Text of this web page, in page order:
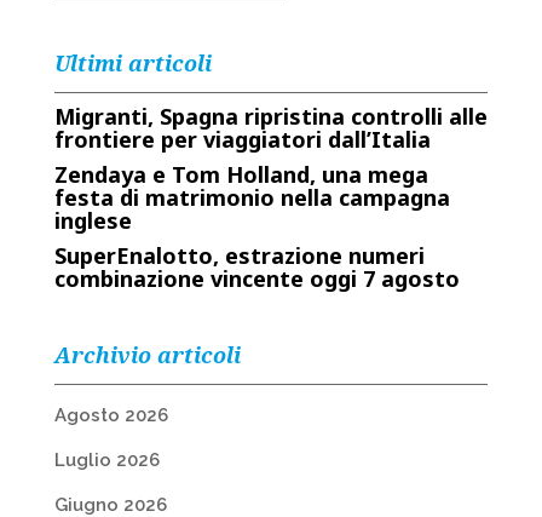
Ultimi articoli
Migranti, Spagna ripristina controlli alle
frontiere per viaggiatori dall’Italia
Zendaya e Tom Holland, una mega
festa di matrimonio nella campagna
inglese
SuperEnalotto, estrazione numeri
combinazione vincente oggi 7 agosto
Archivio articoli
Agosto 2026
Luglio 2026
Giugno 2026